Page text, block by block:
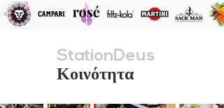
StationDeus
Κοινότητα